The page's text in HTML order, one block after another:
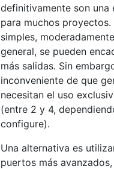
definitivamente son una
para muchos proyectos.
simples,
general, se pueden
más salidas. Sin
inconveniente de que
necesitan el uso
(entre 2 y 4,
configure).
Una alternativa es
puertos más